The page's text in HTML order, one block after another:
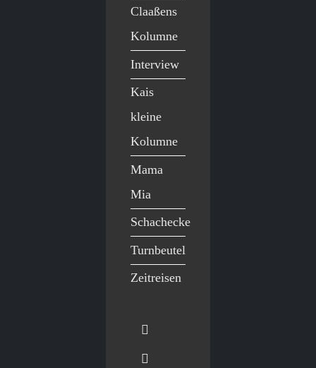
Claaßens
Kolumne
Interview
Kais
kleine
Kolumne
Mama
Mia
Schachecke
Turnbeutel
Zeitreisen